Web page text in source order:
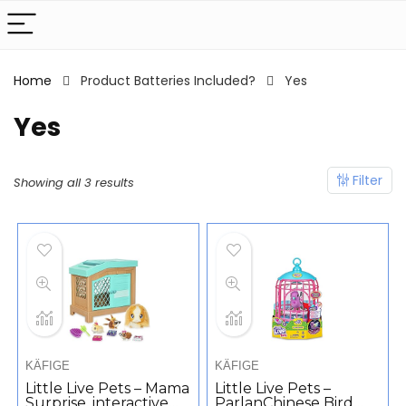
Home Product Batteries Included? ‎Yes
‎Yes
Filter
Showing all 3 results
KÄFIGE
Little Live Pets – Mama
KÄFIGE
Little Live Pets –